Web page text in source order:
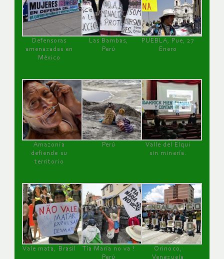
Defensoras
amenazadas en
México
Las Bambas,
Perú
PUEBLA, Pue, 27
Enero
Amazonía
defiende su
territorio
Perú
Valle del Elqui
sin minería.
Vale mata, Brasil
Tía María no va !
Perú
Orinoco,
Venezuela